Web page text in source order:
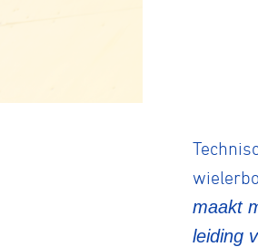
maakt
leiding